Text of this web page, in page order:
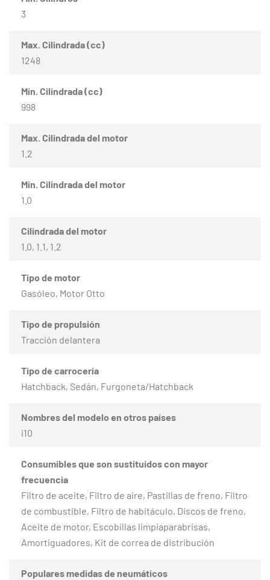
3
Max. Cilindrada (cc)
1248
Mín. Cilindrada (cc)
998
Max. Cilindrada del motor
1.2
Mín. Cilindrada del motor
1.0
Cilindrada del motor
1.0, 1.1, 1.2
Tipo de motor
Gasóleo, Motor Otto
Tipo de propulsión
Tracción delantera
Tipo de carrocería
Hatchback, Sedán, Furgoneta/Hatchback
Nombres del modelo en otros países
i10
Consumibles que son sustituidos con mayor
frecuencia
Filtro de aceite, Filtro de aire, Pastillas de freno, Filtro
de combustible, Filtro de habitáculo, Discos de freno,
Aceite de motor, Escobillas limpiaparabrisas,
Amortiguadores, Kit de correa de distribución
Populares medidas de neumáticos